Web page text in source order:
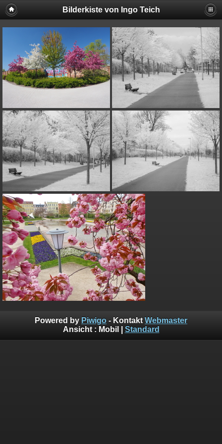
Bilderkiste von Ingo Teich
Powered by Piwigo - Kontakt Webmaster
Ansicht : Mobil Standard